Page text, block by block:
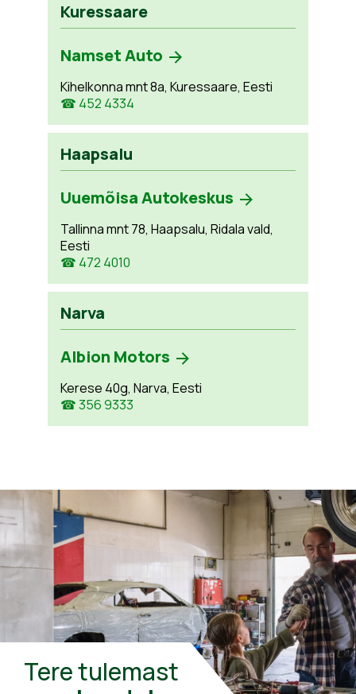
Kuressaare
Namset Auto
Kihelkonna mnt 8a, Kuressaare, Eesti
☎ 452 4334
Haapsalu
Uuemõisa Autokeskus
Tallinna mnt 78, Haapsalu, Ridala vald,
Eesti
☎ 472 4010
Narva
Albion Motors
Kerese 40g, Narva, Eesti
☎ 356 9333
Tere tulemast